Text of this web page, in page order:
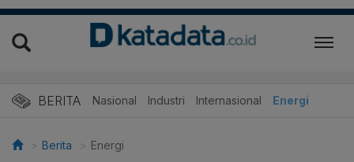
BERITA Nasional Industri Internasional Energi
Berita Energi